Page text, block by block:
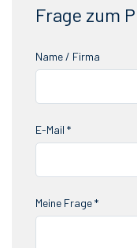
Frage zum
Name / Firma
E-Mail *
Meine Frage *